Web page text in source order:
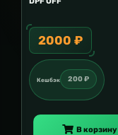
2000 ₽
Кешбэк 200 ₽
В корзину